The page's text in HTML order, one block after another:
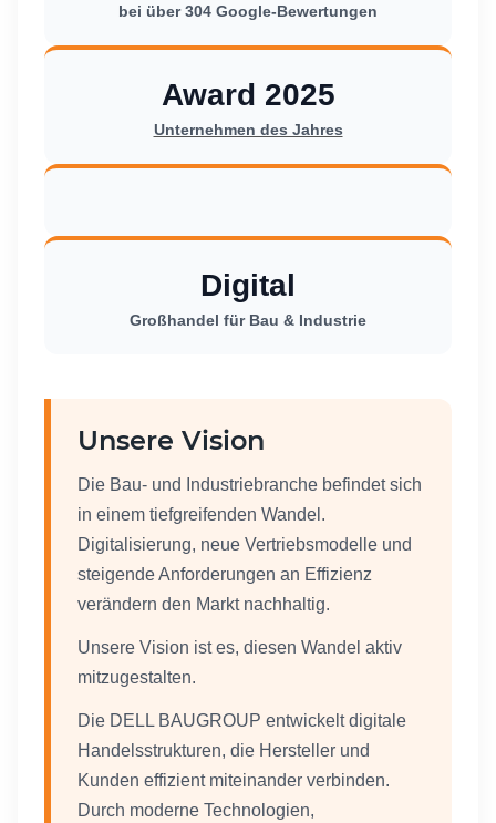
bei über 304 Google-Bewertungen
Award 2025
Unternehmen des Jahres
Digital
Großhandel für Bau & Industrie
Unsere Vision
Die Bau- und Industriebranche befindet sich
in einem tiefgreifenden Wandel.
Digitalisierung, neue Vertriebsmodelle und
steigende Anforderungen an Effizienz
verändern den Markt nachhaltig.
Unsere Vision ist es, diesen Wandel aktiv
mitzugestalten.
Die DELL BAUGROUP entwickelt digitale
Handelsstrukturen, die Hersteller und
Kunden effizient miteinander verbinden.
Durch moderne Technologien,